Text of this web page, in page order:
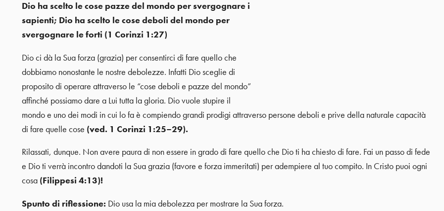
Dio ha scelto le cose pazze del mondo per svergognare i
sapienti; Dio ha scelto le cose deboli del mondo per
svergognare le forti (1 Corinzi 1:27)
Dio ci dà la Sua forza (grazia) per consentirci di fare quello che
dobbiamo nonostante le nostre debolezze. Infatti Dio sceglie di
proposito di operare attraverso le “cose deboli e pazze del mondo”
affinché possiamo dare a Lui tutta la gloria. Dio vuole stupire il
mondo e uno dei modi in cui lo fa è compiendo grandi prodigi attraverso persone deboli e prive della naturale capacità
di fare quelle cose (ved. 1 Corinzi 1:25–29).
Rilassati, dunque. Non avere paura di non essere in grado di fare quello che Dio ti ha chiesto di fare. Fai un passo di fede
e Dio ti verrà incontro dandoti la Sua grazia (favore e forza immeritati) per adempiere al tuo compito. In Cristo puoi ogni
cosa (Filippesi 4:13)!
Spunto di riflessione: Dio usa la mia debolezza per mostrare la Sua forza.